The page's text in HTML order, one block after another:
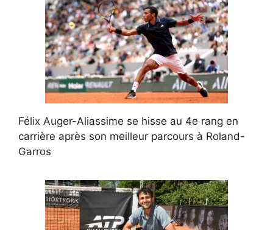
Félix Auger-Aliassime se hisse au 4e rang en
carrière après son meilleur parcours à Roland-
Garros